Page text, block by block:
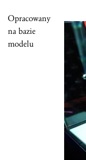
Opracowany
na bazie
modelu